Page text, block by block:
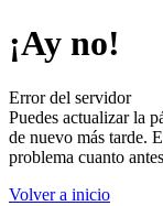
¡Ay no!
Error del servidor
Puedes actualizar la
de nuevo más tarde.
problema cuanto
Volver a inicio